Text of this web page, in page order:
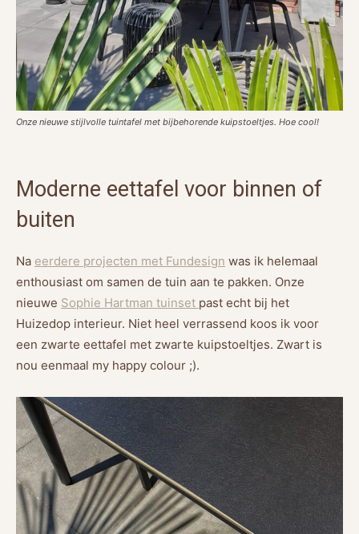
Onze nieuwe stijlvolle tuintafel met bijbehorende kuipstoeltjes. Hoe cool!
Moderne eettafel voor binnen of
buiten
Na eerdere projecten met Fundesign was ik helemaal
enthousiast om samen de tuin aan te pakken. Onze
nieuwe Sophie Hartman tuinset past echt bij het
Huizedop interieur. Niet heel verrassend koos ik voor
een zwarte eettafel met zwarte kuipstoeltjes. Zwart is
nou eenmaal my happy colour ;).